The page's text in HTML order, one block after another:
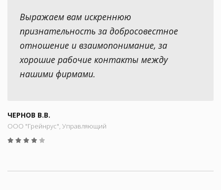
Выражаем вам искреннюю
признательность за добросовестное
отношение и взаимопонимание, за
хорошие рабочие контакты между
нашими фирмами.
ЧЕРНОВ В.В.
ООО "Грейнрус", Управляющий